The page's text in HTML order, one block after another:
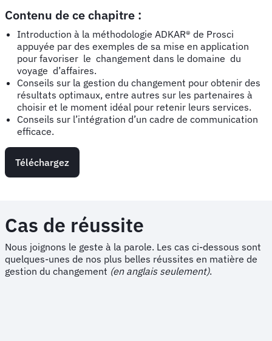
Contenu de ce chapitre :
Introduction à la méthodologie ADKAR® de Prosci
appuyée par des exemples de sa mise en application
pour favoriser le changement dans le domaine du
voyage d’affaires.
Conseils sur la gestion du changement pour obtenir des
résultats optimaux, entre autres sur les partenaires à
choisir et le moment idéal pour retenir leurs services.
Conseils sur l’intégration d’un cadre de communication
efficace.
Téléchargez
Cas de réussite
Nous joignons le geste à la parole. Les cas ci-dessous sont
quelques-unes de nos plus belles réussites en matière de
gestion du changement (en anglais seulement).